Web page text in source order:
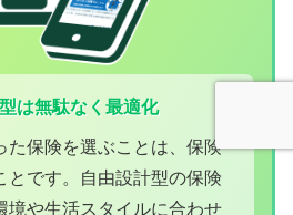
は無駄なく最適化
た保険を選ぶことは、保険
とです。自由設計型の保険
境や生活スタイルに合わせ